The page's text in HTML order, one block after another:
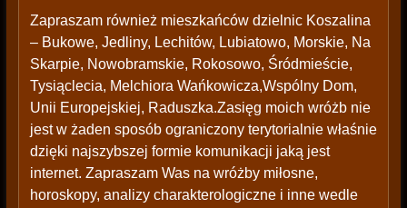
Zapraszam również mieszkańców dzielnic Koszalina
– Bukowe, Jedliny, Lechitów, Lubiatowo, Morskie, Na
Skarpie, Nowobramskie, Rokosowo, Śródmieście,
Tysiąclecia, Melchiora Wańkowicza,Wspólny Dom,
Unii Europejskiej, Raduszka.Zasięg moich wróżb nie
jest w żaden sposób ograniczony terytorialnie właśnie
dzięki najszybszej formie komunikacji jaką jest
internet. Zapraszam Was na wróżby miłosne,
horoskopy, analizy charakterologiczne i inne wedle